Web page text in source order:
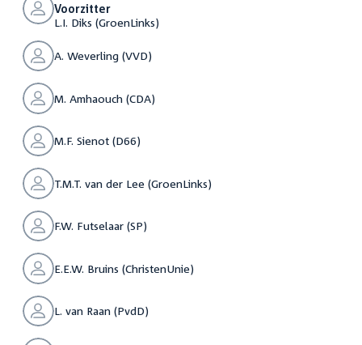
Voorzitter
L.I. Diks (GroenLinks)
A. Weverling (VVD)
M. Amhaouch (CDA)
M.F. Sienot (D66)
T.M.T. van der Lee (GroenLinks)
F.W. Futselaar (SP)
E.E.W. Bruins (ChristenUnie)
L. van Raan (PvdD)